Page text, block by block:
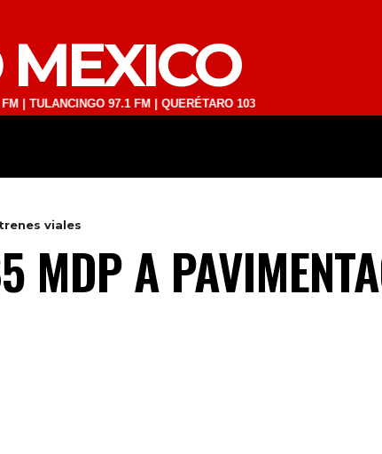
97.1 FM | QUERÉTARO 103.1 FM | SAN JUAN DEL RÍO
viales
MDP A